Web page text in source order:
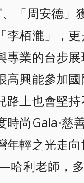
「周安德」
李栢瀧」，
專業的台步
高興能參加
路上也會堅
時尚Gala·慈
年輕之光走
哈利老師，